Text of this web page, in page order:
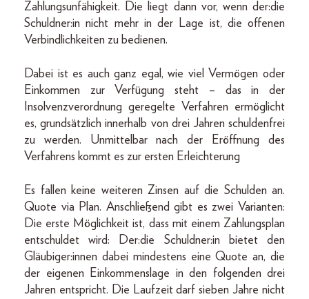
Zahlungsunfähigkeit. Die liegt dann vor, wenn der:die
Schuldner:in nicht mehr in der Lage ist, die offenen
Verbindlichkeiten zu bedienen.
Dabei ist es auch ganz egal, wie viel Vermögen oder
Einkommen zur Verfügung steht – das in der
Insolvenzverordnung geregelte Verfahren ermöglicht
es, grundsätzlich innerhalb von drei Jahren schuldenfrei
zu werden. Unmittelbar nach der Eröffnung des
Verfahrens kommt es zur ersten Erleichterung
Es fallen keine weiteren Zinsen auf die Schulden an.
Quote via Plan. Anschließend gibt es zwei Varianten:
Die erste Möglichkeit ist, dass mit einem Zahlungsplan
entschuldet wird: Der:die Schuldner:in bietet den
Gläubiger:innen dabei mindestens eine Quote an, die
der eigenen Einkommenslage in den folgenden drei
Jahren entspricht. Die Laufzeit darf sieben Jahre nicht